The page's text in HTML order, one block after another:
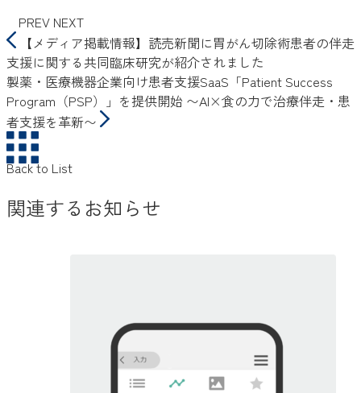
PREV NEXT
【メディア掲載情報】読売新聞に胃がん切除術患者の伴走
支援に関する共同臨床研究が紹介されました
製薬・医療機器企業向け患者支援SaaS「Patient Success
Program（PSP）」を提供開始 〜AI×食の力で治療伴走・患
者支援を革新〜
Back to List
関連するお知らせ